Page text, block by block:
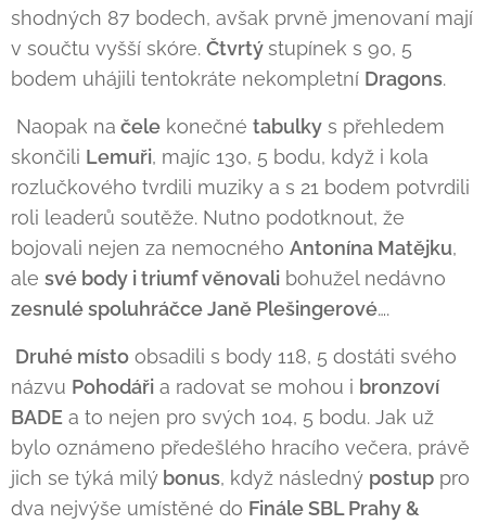
shodných 87 bodech, avšak prvně jmenovaní mají
v součtu vyšší skóre. Čtvrtýstupínek s 90, 5
bodem uhájili tentokráte nekompletní Dragons.
Naopak na čele konečné tabulky s přehledem
skončili Lemuři, majíc 130, 5 bodu, když i kola
rozlučkového tvrdili muziky a s 21 bodem potvrdili
roli leaderů soutěže. Nutno podotknout, že
bojovali nejen za nemocného Antonína Matějku,
ale své body i triumf věnovali bohužel nedávno
zesnulé spoluhráčce Janě Plešingerové….
Druhé místo obsadili s body 118, 5 dostáti svého
názvu Pohodáři a radovat se mohou i bronzoví
BADE a to nejen pro svých 104, 5 bodu. Jak už
bylo oznámeno předešlého hracího večera, právě
jich se týká milý bonus, když následný postup pro
dva nejvýše umístěné do Finále SBL Prahy &